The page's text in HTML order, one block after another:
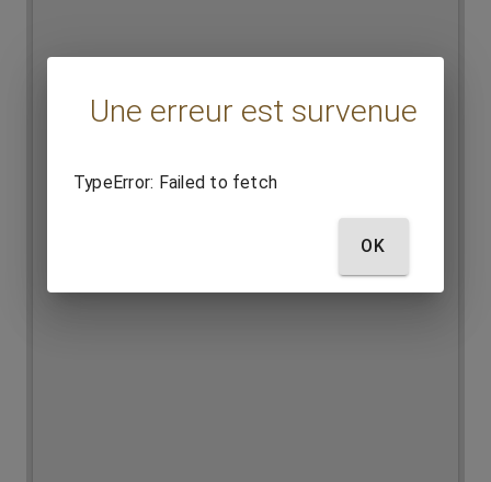
Une erreur est survenue
TypeError: Failed to fetch
OK